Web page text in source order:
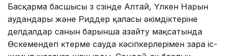
Басқарма басшысы өз сөзінде Алтай, Үлкен Нарын
аудандары және Риддер қаласы әкімдіктеріне
делдалдар санын барынша азайту мақсатында
Өскемендегі көтерме сауда кәсіпкерлерімен өзара іс-